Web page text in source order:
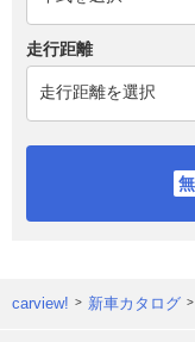
走行距離
carview! 新車カタログ